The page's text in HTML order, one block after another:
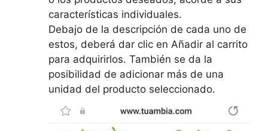
características individuales.
Debajo de la descripción de cada uno de
estos, deberá dar clic en Añadir al carrito
para adquirirlos. También se da la
posibilidad de adicionar más de una
unidad del producto seleccionado.